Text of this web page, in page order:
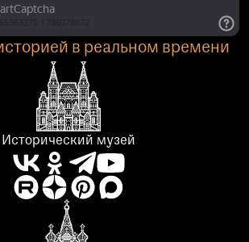
в реальном времени
Исторический музей